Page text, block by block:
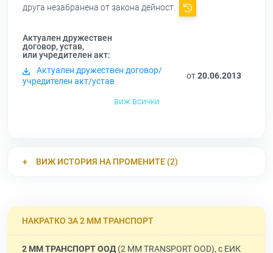
друга незабранена от закона дейност.
Актуален дружествен
договор, устав,
или учредителен акт:
Актуален дружествен договор/
учредителен акт/устав
от20.06.2013
виж всички
ВИЖ ИСТОРИЯ НА ПРОМЕНИТЕ (2)
НАКРАТКО ЗА 2 ММ ТРАНСПОРТ
2 ММ ТРАНСПОРТ ООД(2 MM TRANSPORT OOD), с ЕИК